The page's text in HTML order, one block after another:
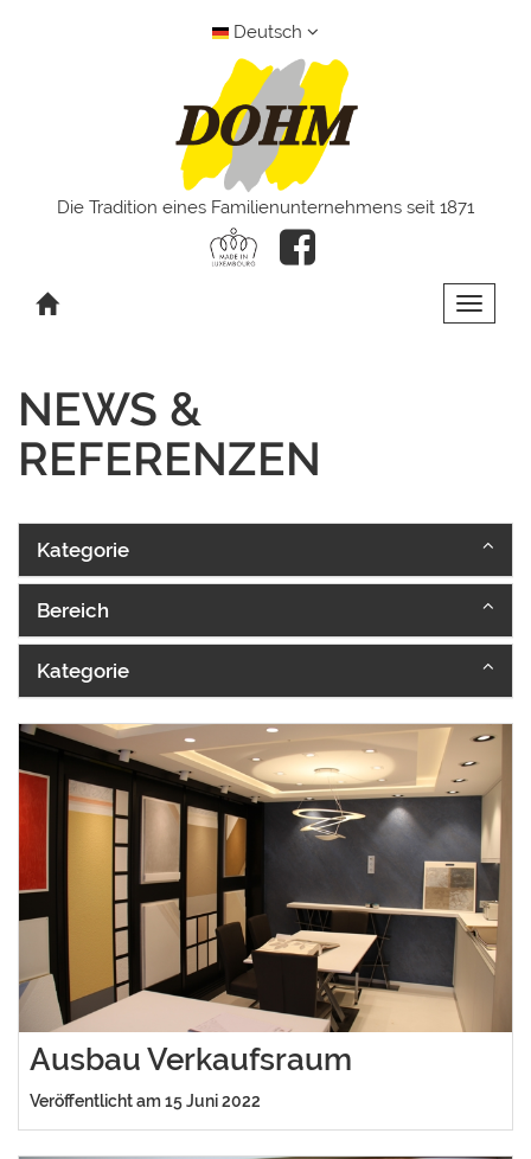
Deutsch
Die Tradition eines Familienunternehmens seit 1871
Toggle
NEWS &
REFERENZEN
Kategorie
Bereich
Kategorie
Ausbau Verkaufsraum
Veröffentlicht am 15 Juni 2022